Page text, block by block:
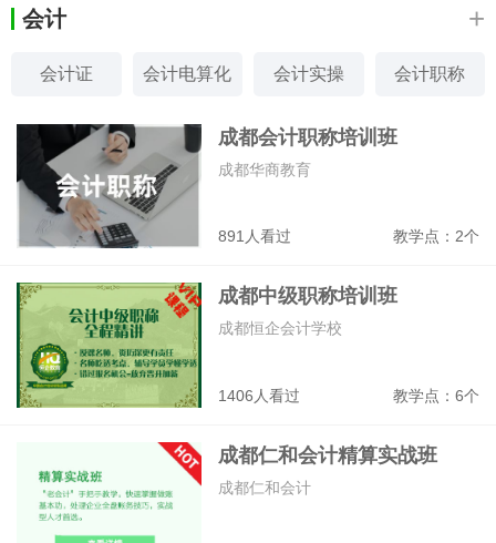
会计 +
会计证 会计电算化 会计实操 会计职称
CFA FRM CFRM
成都会计职称培训班
891人看过 教学点：2个
成都华商教育
成都中级职称培训班
1406人看过 教学点：6个
成都恒企会计学校
成都仁和会计精算实战班
成都仁和会计